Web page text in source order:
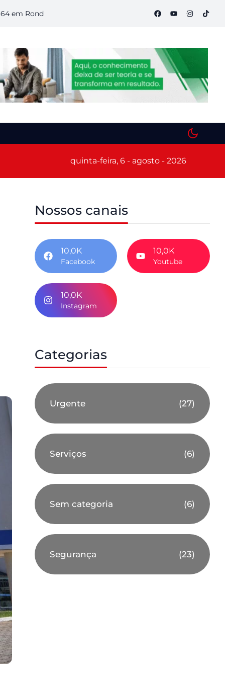
Semana S do Comércio começa hoje em Porto
quinta-feira, 6 - agosto - 2026
Nossos canais
10,0K
Facebook
10,0K
Youtube
10,0K
Instagram
Categorias
Urgente (27)
Serviços (6)
Sem categoria (6)
Segurança (23)